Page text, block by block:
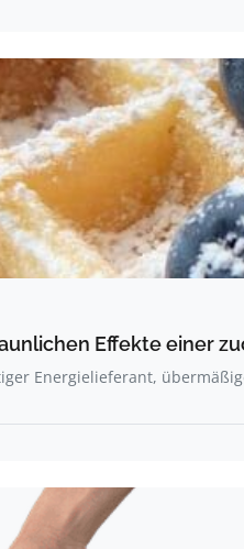
Effekte einer
Energielieferant,